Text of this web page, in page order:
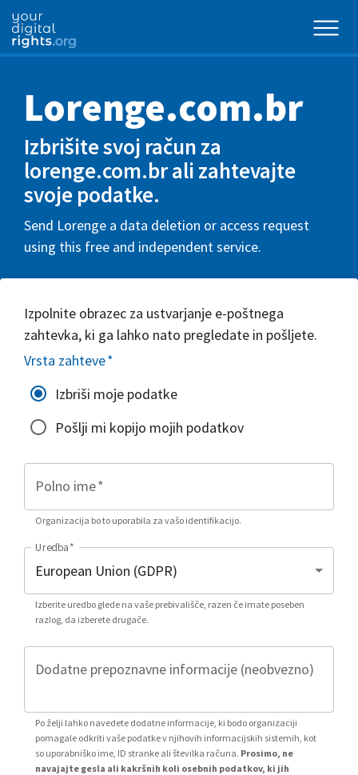
Lorenge.com.br
Izbrišite svoj račun za
lorenge.com.br ali zahtevajte
svoje podatke.
Send Lorenge a data deletion or access request
using this free and independent service.
Izpolnite obrazec za ustvarjanje e-poštnega
zahtevka, ki ga lahko nato pregledate in pošljete.
Vrsta zahteve*
Izbriši moje podatke
Pošlji mi kopijo mojih podatkov
Polno ime*
Organizacija bo to uporabila za vašo identifikacijo.
Uredba*
Izberite uredbo glede na vaše prebivališče, razen če imate poseben
razlog, da izberete drugače.
Dodatne prepoznavne informacije (neobvezno)
Po želji lahko navedete dodatne informacije, ki bodo organizaciji
pomagale odkriti vaše podatke v njihovih informacijskih sistemih, kot
so uporabniško ime, ID stranke ali številka računa. Prosimo, ne
navajajte gesla ali kakršnih koli osebnih podatkov, ki jih